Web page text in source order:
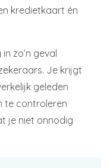
kredietkaart én
zo’n geval
Je krijgt
geleden
te controleren
je niet onnodig